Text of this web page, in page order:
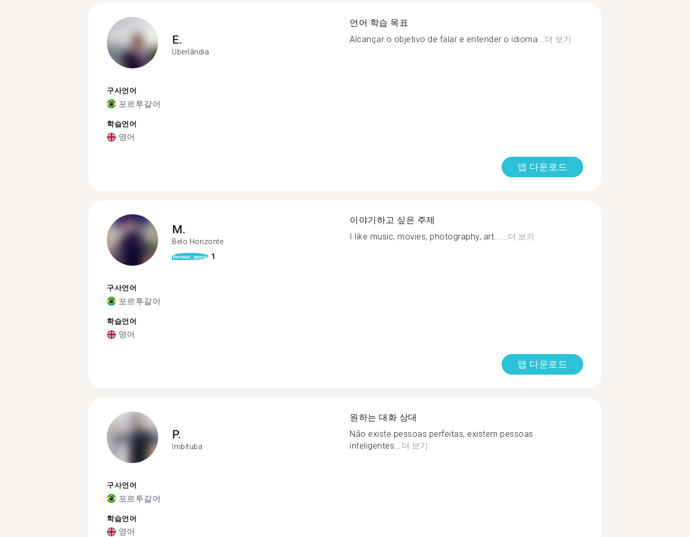
E.
Uberlândia
구사언어
포르투갈어
학습언어
영어
언어 학습 목표
Alcançar o objetivo de falar e entender o idioma...더 보기
앱 다운로드
M.
Belo Horizonte
format_quote 1
구사언어
포르투갈어
학습언어
영어
이야기하고 싶은 주제
I like music, movies, photography, art......더 보기
앱 다운로드
P.
Imbituba
구사언어
포르투갈어
학습언어
영어
원하는 대화 상대
Não existe pessoas perfeitas, existem pessoas
inteligentes...더 보기